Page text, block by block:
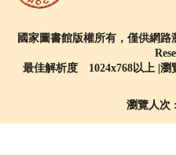
國家圖書館版權所有，僅供網
最佳解析度 1024x768以上 |瀏
瀏覽人次